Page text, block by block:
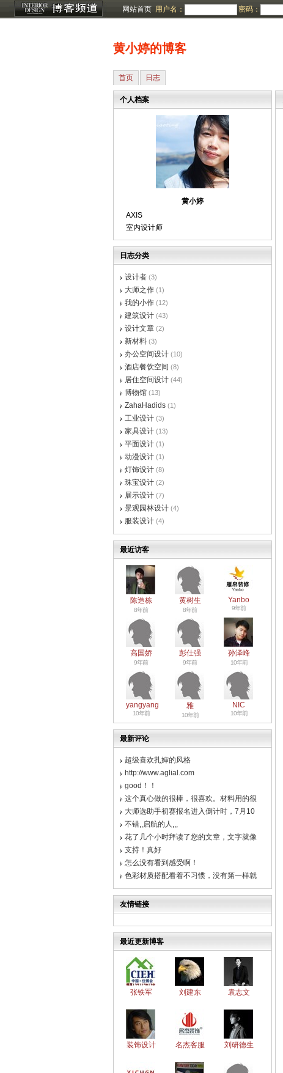
网站首页 用户名： 密码：
黄小婷的博客
首页 日志
个人档案
黄小婷
AXIS
室内设计师
日志分类
设计者 (3)
大师之作 (1)
我的小作 (12)
建筑设计 (43)
设计文章 (2)
新材料 (3)
办公空间设计 (10)
酒店餐饮空间 (8)
居住空间设计 (44)
博物馆 (13)
ZahaHadids (1)
工业设计 (3)
家具设计 (13)
平面设计 (1)
动漫设计 (1)
灯饰设计 (8)
珠宝设计 (2)
展示设计 (7)
景观园林设计 (4)
服装设计 (4)
最近访客
陈造栋
8年前
黄树生
8年前
Yanbo
9年前
高国娇
9年前
彭仕强
9年前
孙泽峰
10年前
yangyang
10年前
雅
10年前
NIC
10年前
最新评论
超级喜欢扎婶的风格
http://www.aglial.com
good！！
这个真心做的很棒，很喜欢。材料用的很
大师选助手初赛报名进入倒计时，7月10
不错,,启航的人,,,
花了几个小时拜读了您的文章，文字就像
支持！真好
怎么没有看到感受啊！
色彩材质搭配看着不习惯，没有第一样就
友情链接
最近更新博客
张铁军 刘建东 袁志文
装饰设计 名杰客服 刘研德生